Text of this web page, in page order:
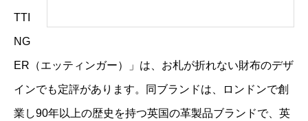
TTI
NG
ER（エッティンガー）」は、お札が折れない財布のデザ
インでも定評があります。同ブランドは、ロンドンで創
業し90年以上の歴史を持つ英国の革製品ブランドで、英